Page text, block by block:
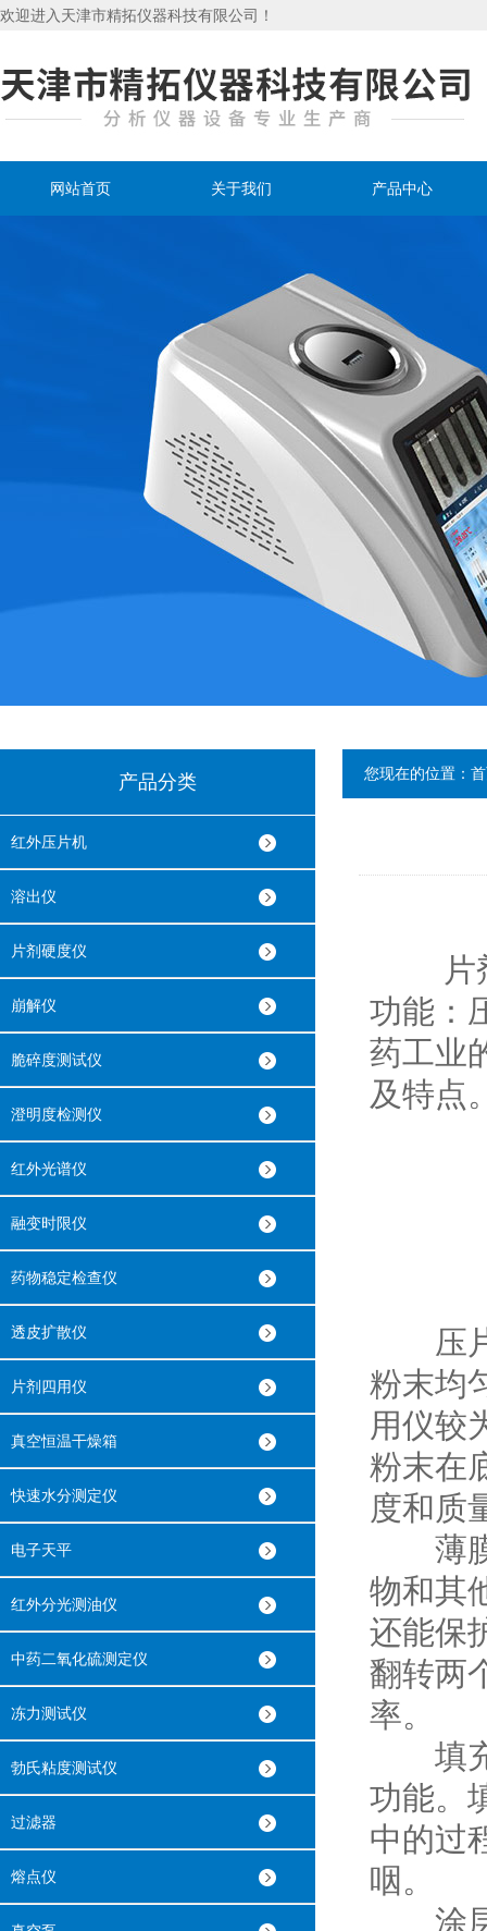
欢迎进入天津市精拓仪器科技有限公司！
网站首页 关于我们 产品中心
产品分类
红外压片机
溶出仪
片剂硬度仪
崩解仪
脆碎度测试仪
澄明度检测仪
红外光谱仪
融变时限仪
药物稳定检查仪
透皮扩散仪
片剂四用仪
真空恒温干燥箱
快速水分测定仪
电子天平
红外分光测油仪
中药二氧化硫测定仪
冻力测试仪
勃氏粘度测试仪
过滤器
熔点仪
您现在的位置：
片剂
功能：
药工业
及特点
压片
粉末均
用仪较
粉末在
度和质
薄膜
物和其
还能保
翻转两
率。
填充
功能。
中的过
咽。
涂层